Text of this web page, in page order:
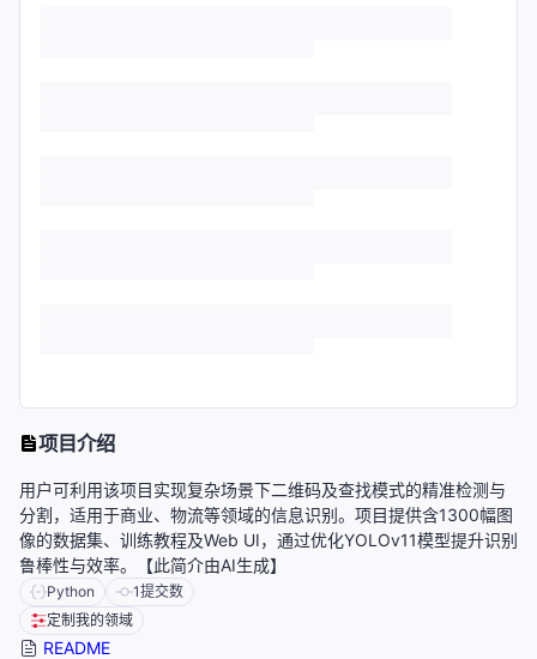
项目介绍
用户可利用该项目实现复杂场景下二维码及查找模式的精准检测与
分割，适用于商业、物流等领域的信息识别。项目提供含1300幅图
像的数据集、训练教程及Web UI，通过优化YOLOv11模型提升识别
鲁棒性与效率。【此简介由AI生成】
Python 1提交数
定制我的领域
README